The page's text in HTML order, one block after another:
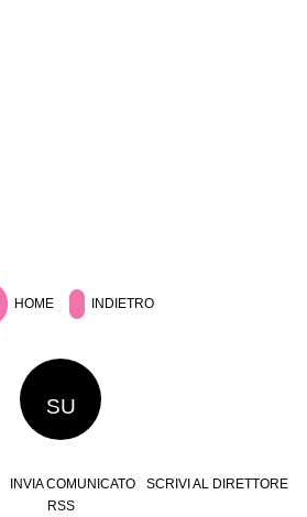
HOME INDIETRO
SU
INVIA COMUNICATO
SCRIVI AL DIRETTORE
RSS